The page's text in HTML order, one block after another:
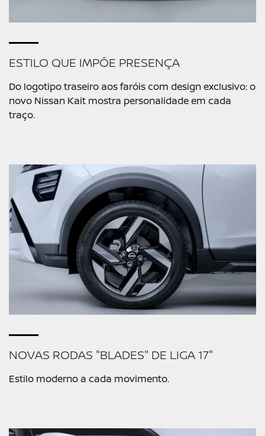
ESTILO QUE IMPÕE PRESENÇA
Do logotipo traseiro aos faróis com design exclusivo: o
novo Nissan Kait mostra personalidade em cada
traço.
NOVAS RODAS "BLADES" DE LIGA 17"
Estilo moderno a cada movimento.